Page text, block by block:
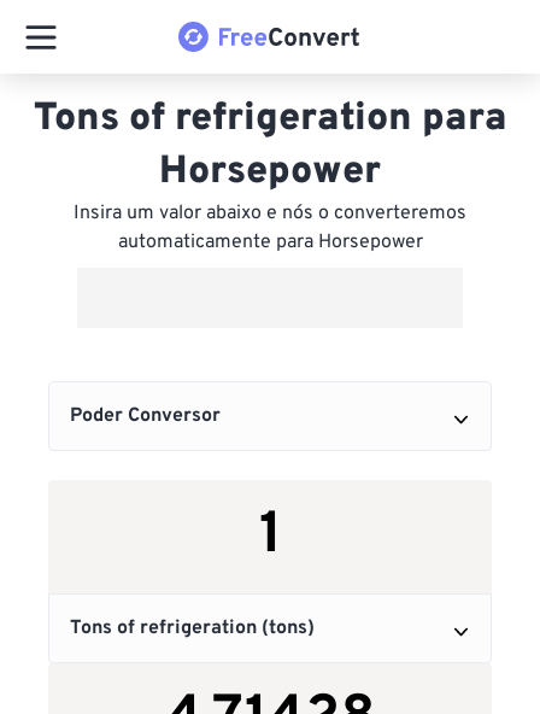
Tons of refrigeration para
Horsepower
Insira um valor abaixo e nós o converteremos
automaticamente para Horsepower